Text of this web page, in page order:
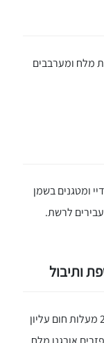
כפית מלח ומערבבים
ומטגנים בשמן
לרשת.
ותיבול
לקריספיות יתר מכניסים לתנור על 220 מעלות חום עליון